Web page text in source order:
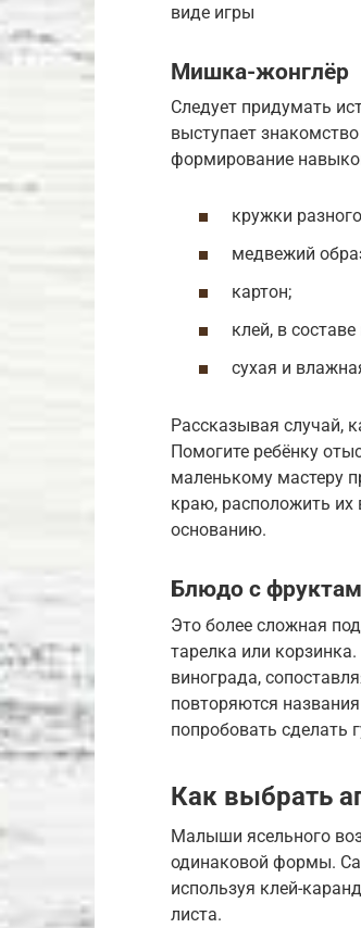
виде игры
Мишка-жонглёр
Следует придумать
выступает
формирование
кружки
медвежий
картон;
клей, в
сухая и
Рассказывая случай,
Помогите ребёнку
маленькому мастеру
краю, расположить их
основанию.
Блюдо с
Это более сложная
тарелка или
винограда,
повторяются
попробовать сделать
Как выбрать
Малыши ясельного
одинаковой формы.
используя клей-
листа.